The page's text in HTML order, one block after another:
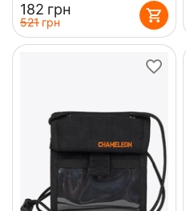
‍182‍ грн
‍521‍ грн